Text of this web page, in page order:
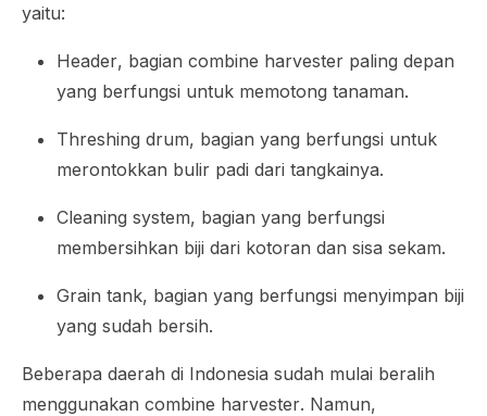
yaitu:
Header, bagian combine harvester paling depan
yang berfungsi untuk memotong tanaman.
Threshing drum, bagian yang berfungsi untuk
merontokkan bulir padi dari tangkainya.
Cleaning system, bagian yang berfungsi
membersihkan biji dari kotoran dan sisa sekam.
Grain tank, bagian yang berfungsi menyimpan biji
yang sudah bersih.
Beberapa daerah di Indonesia sudah mulai beralih
menggunakan combine harvester. Namun,